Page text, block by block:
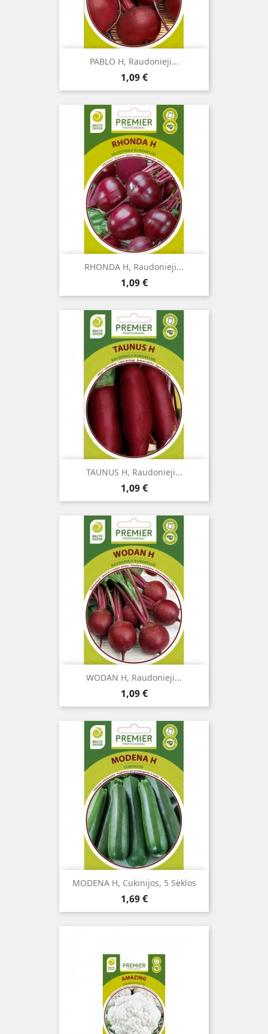
PABLO H, Raudonieji...
Kaina
1,09 €
RHONDA H, Raudonieji...
Kaina
1,09 €
TAUNUS H, Raudonieji...
Kaina
1,09 €
WODAN H, Raudonieji...
Kaina
1,09 €
MODENA H, Cukinijos, 5 Sėklos
Kaina
1,69 €